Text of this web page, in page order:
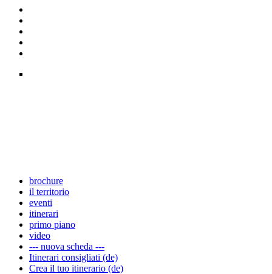
brochure
il territorio
eventi
itinerari
primo piano
video
--- nuova scheda ---
Itinerari consigliati (de)
Crea il tuo itinerario (de)